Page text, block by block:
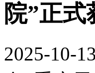
院”正式
2025-10-